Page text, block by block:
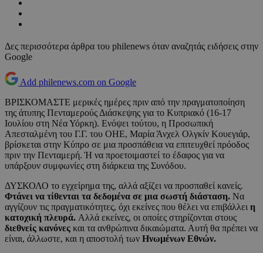
Δες περισσότερα άρθρα του philenews όταν αναζητάς ειδήσεις στην
Google
Add philenews.com on Google
ΒΡΙΣΚΟΜΑΣΤΕ μερικές ημέρες πριν από την πραγματοποίηση
της άτυπης Πενταμερούς Διάσκεψης για το Κυπριακό (16-17
Ιουλίου στη Νέα Υόρκη). Ενόψει τούτου, η Προσωπική
Απεσταλμένη του Γ.Γ. του ΟΗΕ, Μαρία Άνχελ Ολγκίν Κουεγιάρ,
βρίσκεται στην Κύπρο σε μια προσπάθεια να επιτευχθεί πρόοδος
πριν την Πενταμερή. Ή να προετοιμαστεί το έδαφος για να
υπάρξουν συμφωνίες στη διάρκεια της Συνόδου.
ΔΥΣΚΟΛΟ το εγχείρημα της, αλλά αξίζει να προσπαθεί κανείς.
Φτάνει να τίθενται τα δεδομένα σε μια σωστή διάσταση. Να
αγγίζουν τις πραγματικότητες, όχι εκείνες που θέλει να επιβάλλει η
κατοχική πλευρά. Αλλά εκείνες, οι οποίες στηρίζονται στους
διεθνείς κανόνες και τα ανθρώπινα δικαιώματα. Αυτή θα πρέπει να
είναι, άλλωστε, και η αποστολή των Ηνωμένων Εθνών.